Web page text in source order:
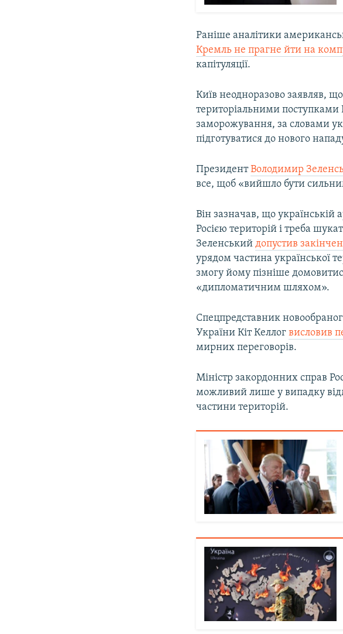
Раніше аналітики
Кремль не прагне йти на
капітуляції.
Київ неодноразово заявляв,
територіальними поступками
заморожування, за словами
підготуватися до нового
ПрезидентВолодимир
все, щоб «вийшло бути
Він зазначав, що українській
Росією територій і треба
Зеленськийдопустив
урядом частина української
змогу йому пізніше
«дипломатичним шляхом».
Спецпредставник
України Кіт Келлогвисловив
мирних переговорів.
Міністр закордонних справ
можливий лише у випадку
частини територій.